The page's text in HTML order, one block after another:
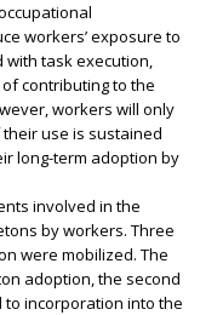
workers’ exposure to
with task execution,
contributing to the
workers will only
use is sustained
long-term adoption by
involved in the
by workers. Three
were mobilized. The
adoption, the second
incorporation into the